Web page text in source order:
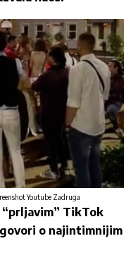
Youtube Zadruga
“prljavim” TikTok
o najintimnijim